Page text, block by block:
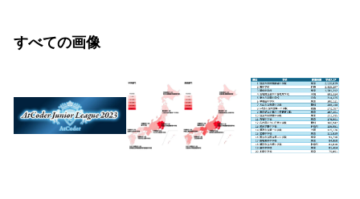
すべての画像